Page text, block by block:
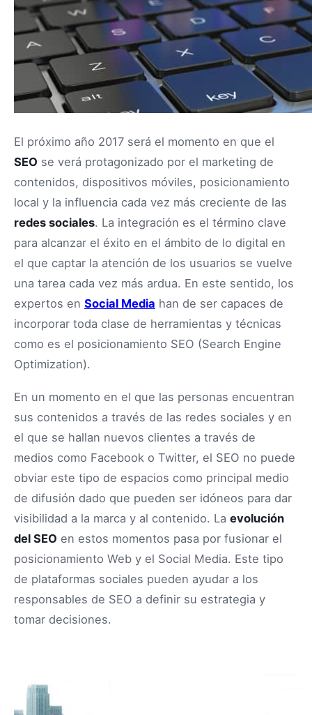
El próximo año 2017 será el momento en que el
SEO se verá protagonizado por el marketing de
contenidos, dispositivos móviles, posicionamiento
local y la influencia cada vez más creciente de las
redes sociales. La integración es el término clave
para alcanzar el éxito en el ámbito de lo digital en
el que captar la atención de los usuarios se vuelve
una tarea cada vez más ardua. En este sentido, los
expertos en Social Media han de ser capaces de
incorporar toda clase de herramientas y técnicas
como es el posicionamiento SEO (Search Engine
Optimization).
En un momento en el que las personas encuentran
sus contenidos a través de las redes sociales y en
el que se hallan nuevos clientes a través de
medios como Facebook o Twitter, el SEO no puede
obviar este tipo de espacios como principal medio
de difusión dado que pueden ser idóneos para dar
visibilidad a la marca y al contenido. La evolución
del SEO en estos momentos pasa por fusionar el
posicionamiento Web y el Social Media. Este tipo
de plataformas sociales pueden ayudar a los
responsables de SEO a definir su estrategia y
tomar decisiones.